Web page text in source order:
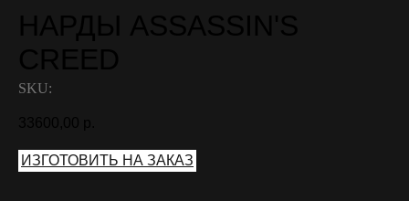
SKU:
ИЗГОТОВИТЬ НА ЗАКАЗ